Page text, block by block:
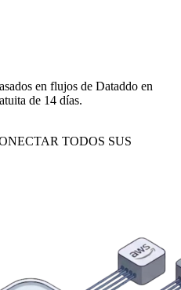
en flujos de Dataddo en
de 14 días.
TODOS SUS